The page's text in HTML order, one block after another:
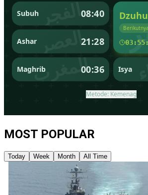
MOST POPULAR
Today Week Month All Time